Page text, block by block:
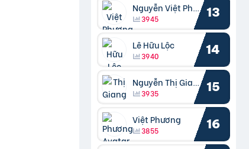
Nguyễn Việt Phương
3945 13
Lê Hữu Lộc
3940 14
Nguyễn Thị Giang
3935 15
Việt Phương
3855 16